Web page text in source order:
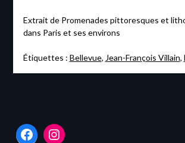
Extrait de Promenades pittoresques et
dans Paris et ses environs
Étiquettes : Bellevue, Jean-François Villain,
FacebookInstagram